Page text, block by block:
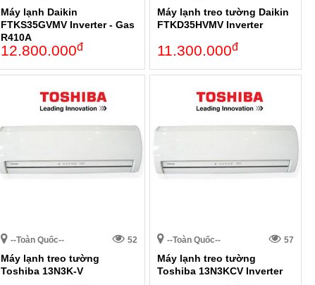
Máy lạnh Daikin
FTKS35GVMV Inverter - Gas
R410A
12.800.000đ
Máy lạnh treo tường Daikin
FTKD35HVMV Inverter
11.300.000đ
--Toàn Quốc-- 52
Máy lạnh treo tường
Toshiba 13N3K-V
--Toàn Quốc-- 57
Máy lạnh treo tường
Toshiba 13N3KCV Inverter